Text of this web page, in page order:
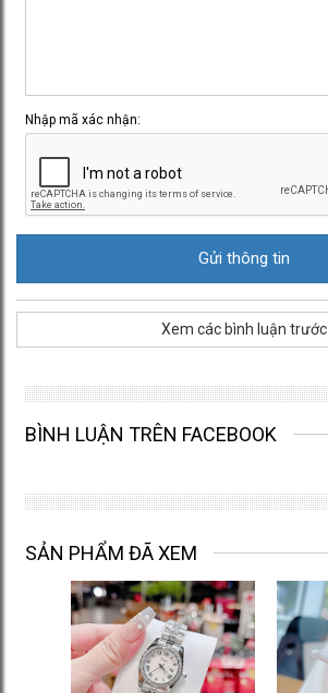
Nhập mã xác nhận:
Xem các bình luận trước
BÌNH LUẬN TRÊN FACEBOOK
SẢN PHẨM ĐÃ XEM